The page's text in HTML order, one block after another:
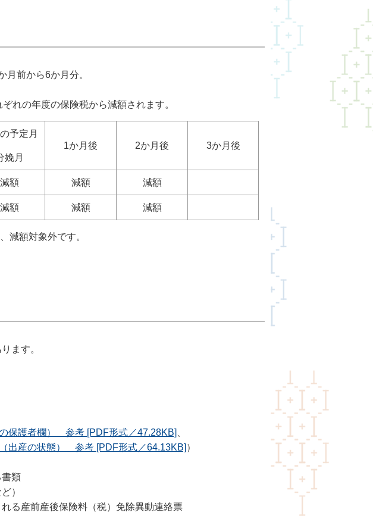
月前から6か月分。
れの年度の保険税から減額されます。
予定月
娩月
1か月後 2か月後 3か月後
減額 減額 減額
減額 減額 減額
減額対象外です。
ます。
保護者欄）＿参考 [PDF形式／47.28KB]
出産の状態）＿参考 [PDF形式／64.13KB] ）
書類
）
る産前産後保険料（税）免除異動連絡票